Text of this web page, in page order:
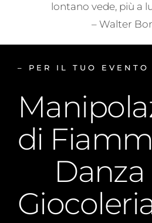
lontano vede, più a
– Walter
– PER IL TUO EVENTO
di
Danza